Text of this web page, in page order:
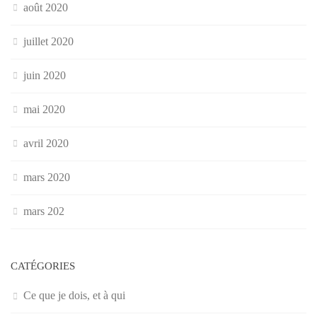
août 2020
juillet 2020
juin 2020
mai 2020
avril 2020
mars 2020
mars 202
CATÉGORIES
Ce que je dois, et à qui